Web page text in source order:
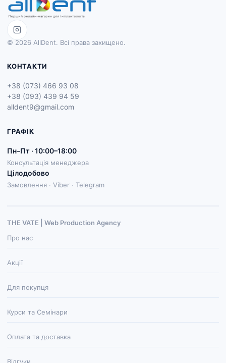
© 2026 AllDent. Всі права захищено.
КОНТАКТИ
+38 (073) 466 93 08
+38 (093) 439 94 59
alldent9@gmail.com
ГРАФІК
Пн–Пт · 10:00–18:00
Консультація менеджера
Цілодобово
Замовлення · Viber · Telegram
THE VATE | Web Production Agenсy
Про нас
Акції
Для покупця
Курси та Семінари
Оплата та доставка